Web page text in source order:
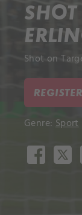
Shot on
Genre: Sport